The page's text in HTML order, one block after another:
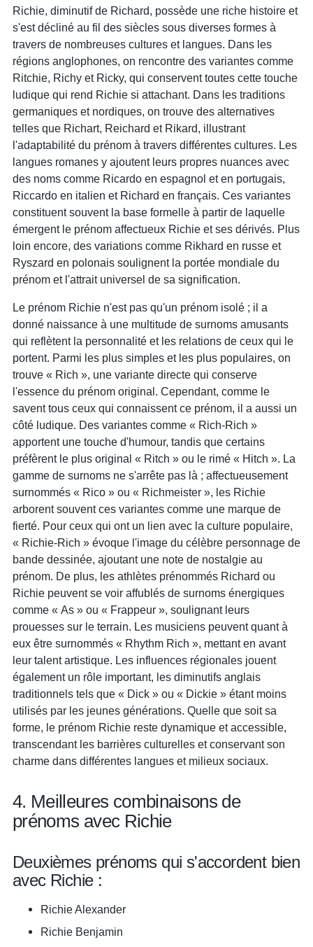
Richie, diminutif de Richard, possède une riche histoire et
s'est décliné au fil des siècles sous diverses formes à
travers de nombreuses cultures et langues. Dans les
régions anglophones, on rencontre des variantes comme
Ritchie, Richy et Ricky, qui conservent toutes cette touche
ludique qui rend Richie si attachant. Dans les traditions
germaniques et nordiques, on trouve des alternatives
telles que Richart, Reichard et Rikard, illustrant
l'adaptabilité du prénom à travers différentes cultures. Les
langues romanes y ajoutent leurs propres nuances avec
des noms comme Ricardo en espagnol et en portugais,
Riccardo en italien et Richard en français. Ces variantes
constituent souvent la base formelle à partir de laquelle
émergent le prénom affectueux Richie et ses dérivés. Plus
loin encore, des variations comme Rikhard en russe et
Ryszard en polonais soulignent la portée mondiale du
prénom et l'attrait universel de sa signification.
Le prénom Richie n'est pas qu'un prénom isolé ; il a
donné naissance à une multitude de surnoms amusants
qui reflètent la personnalité et les relations de ceux qui le
portent. Parmi les plus simples et les plus populaires, on
trouve « Rich », une variante directe qui conserve
l'essence du prénom original. Cependant, comme le
savent tous ceux qui connaissent ce prénom, il a aussi un
côté ludique. Des variantes comme « Rich-Rich »
apportent une touche d'humour, tandis que certains
préfèrent le plus original « Ritch » ou le rimé « Hitch ». La
gamme de surnoms ne s'arrête pas là ; affectueusement
surnommés « Rico » ou « Richmeister », les Richie
arborent souvent ces variantes comme une marque de
fierté. Pour ceux qui ont un lien avec la culture populaire,
« Richie-Rich » évoque l'image du célèbre personnage de
bande dessinée, ajoutant une note de nostalgie au
prénom. De plus, les athlètes prénommés Richard ou
Richie peuvent se voir affublés de surnoms énergiques
comme « As » ou « Frappeur », soulignant leurs
prouesses sur le terrain. Les musiciens peuvent quant à
eux être surnommés « Rhythm Rich », mettant en avant
leur talent artistique. Les influences régionales jouent
également un rôle important, les diminutifs anglais
traditionnels tels que « Dick » ou « Dickie » étant moins
utilisés par les jeunes générations. Quelle que soit sa
forme, le prénom Richie reste dynamique et accessible,
transcendant les barrières culturelles et conservant son
charme dans différentes langues et milieux sociaux.
4. Meilleures combinaisons de
prénoms avec Richie
Deuxièmes prénoms qui s'accordent bien
avec Richie :
Richie Alexander
Richie Benjamin